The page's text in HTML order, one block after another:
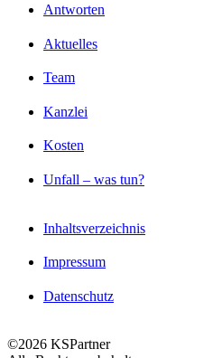
Antworten
Aktuelles
Team
Kanzlei
Kosten
Unfall – was tun?
Inhaltsverzeichnis
Impressum
Datenschutz
©2026 KSPartner